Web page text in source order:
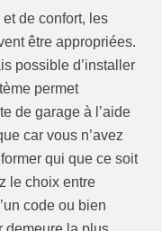
de confort, les
être appropriées.
possible d’installer
permet
de garage à l’aide
car vous n’avez
qui que ce soit
le choix entre
code ou bien